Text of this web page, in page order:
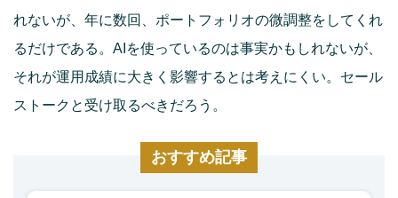
れないが、年に数回、ポートフォリオの微調整をしてくれ
るだけである。AIを使っているのは事実かもしれないが、
それが運用成績に大きく影響するとは考えにくい。セール
ストークと受け取るべきだろう。
おすすめ記事